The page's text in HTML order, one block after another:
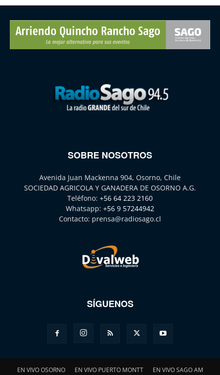
SOBRE NOSOTROS
Avenida Juan Mackenna 904, Osorno, Chile
SOCIEDAD AGRICOLA Y GANADERA DE OSORNO A.G.
Teléfono: +56 64 223 2160
Whatsapp: +56 9 57244942
Contacto: prensa@radiosago.cl
SÍGUENOS
EN VIVO OSORNO EN VIVO PUERTO MONTT EN VIVO SAGO AM